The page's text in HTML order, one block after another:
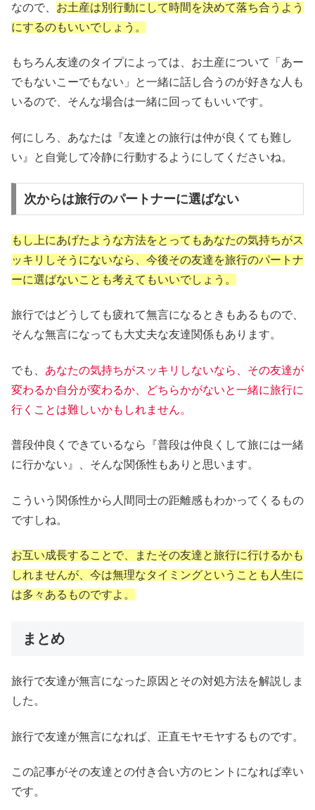
なので、 お土産は別行動にして時間を決めて落ち合うよう
にするのもいいでしょう。
もちろん友達のタイプによっては、お土産について「あー
でもないこーでもない」と一緒に話し合うのが好きな人も
いるので、そんな場合は一緒に回ってもいいです。
何にしろ、あなたは『友達との旅行は仲が良くても難し
い』と自覚して冷静に行動するようにしてくださいね。
次からは旅行のパートナーに選ばない
もし上にあげたような方法をとってもあなたの気持ちがス
ッキリしそうにないなら、今後その友達を旅行のパートナ
ーに選ばないことも考えてもいいでしょう。
旅行ではどうしても疲れて無言になるときもあるもので、
そんな無言になっても大丈夫な友達関係もあります。
でも、 あなたの気持ちがスッキリしないなら、その友達が
変わるか自分が変わるか、どちらかがないと一緒に旅行に
行くことは難しいかもしれません。
普段仲良くできているなら『普段は仲良くして旅には一緒
に行かない』、そんな関係性もありと思います。
こういう関係性から人間同士の距離感もわかってくるもの
ですしね。
お互い成長することで、またその友達と旅行に行けるかも
しれませんが、今は無理なタイミングということも人生に
は多々あるものですよ。
まとめ
旅行で友達が無言になった原因とその対処方法を解説しま
した。
旅行で友達が無言になれば、正直モヤモヤするものです。
この記事がその友達との付き合い方のヒントになれば幸い
です。